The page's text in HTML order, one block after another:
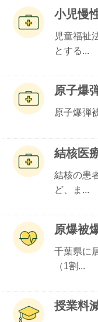
小児慢
児童福祉
とする...
原子爆
原子爆弾
結核医
結核の患
ど、ま...
原爆被
千葉県に
（1割...
授業料